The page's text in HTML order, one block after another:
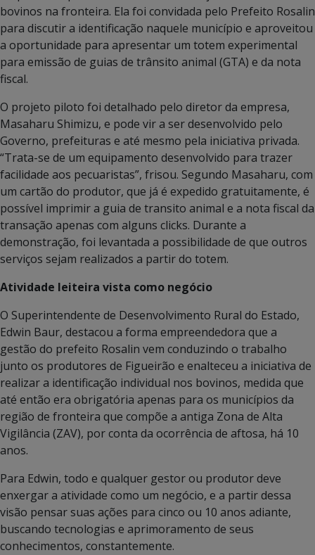
bovinos na fronteira. Ela foi convidada pelo Prefeito Rosalin
para discutir a identificação naquele município e aproveitou
a oportunidade para apresentar um totem experimental
para emissão de guias de trânsito animal (GTA) e da nota
fiscal.
O projeto piloto foi detalhado pelo diretor da empresa,
Masaharu Shimizu, e pode vir a ser desenvolvido pelo
Governo, prefeituras e até mesmo pela iniciativa privada.
“Trata-se de um equipamento desenvolvido para trazer
facilidade aos pecuaristas”, frisou. Segundo Masaharu, com
um cartão do produtor, que já é expedido gratuitamente, é
possível imprimir a guia de transito animal e a nota fiscal da
transação apenas com alguns clicks. Durante a
demonstração, foi levantada a possibilidade de que outros
serviços sejam realizados a partir do totem.
Atividade leiteira vista como negócio
O Superintendente de Desenvolvimento Rural do Estado,
Edwin Baur, destacou a forma empreendedora que a
gestão do prefeito Rosalin vem conduzindo o trabalho
junto os produtores de Figueirão e enalteceu a iniciativa de
realizar a identificação individual nos bovinos, medida que
até então era obrigatória apenas para os municípios da
região de fronteira que compõe a antiga Zona de Alta
Vigilância (ZAV), por conta da ocorrência de aftosa, há 10
anos.
Para Edwin, todo e qualquer gestor ou produtor deve
enxergar a atividade como um negócio, e a partir dessa
visão pensar suas ações para cinco ou 10 anos adiante,
buscando tecnologias e aprimoramento de seus
conhecimentos, constantemente.